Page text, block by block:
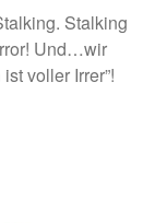
Stalking
Und…wir
voller Irrer”!